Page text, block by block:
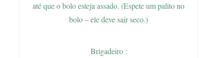
até que o bolo esteja assado. (Espete um palito no
bolo – ele deve sair seco.)
Brigadeiro :